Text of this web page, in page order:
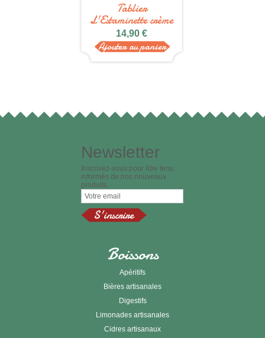
Tablier
L'Estaminette crème
14,90 €
Ajouter au panier
Newsletter
Inscrivez-vous pour être tenu
informés de nos nouveaux
produits.
Boissons
Apéritifs
Bières artisanales
Digestifs
Limonades artisanales
Cidres artisanaux